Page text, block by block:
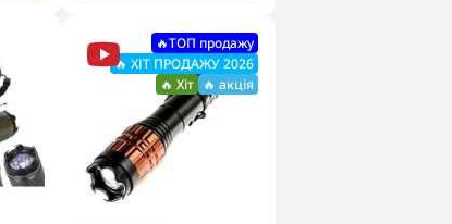
🔥ТОП продажу
🔥 ХІТ ПРОДАЖУ 2026
🔥 Хіт 🔥 акція